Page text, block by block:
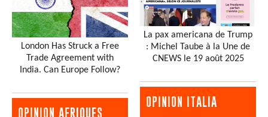
London Has Struck a Free
Trade Agreement with
India. Can Europe Follow?
OPINION AFRIQUES
La pax americana de Trump
: Michel Taube à la Une de
CNEWS le 19 août 2025
OPINION ITALIA